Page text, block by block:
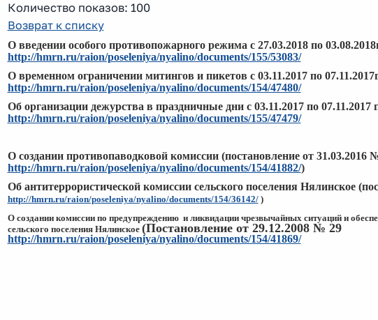
Количество показов: 100
Возврат к списку
О введении особого противопожарного режима с 27.03.2018 по
http://hmrn.ru/raion/poseleniya/nyalino/documents/155/53083/
О временном ограничении митингов и пикетов с 03.11.2017 по
http://hmrn.ru/raion/poseleniya/nyalino/documents/154/47480/
Об организации дежурства в праздничные дни с 03.11.2017 по 07.11.2017
http://hmrn.ru/raion/poseleniya/nyalino/documents/155/47479/
О создании противопаводковой комиссии (постановление от 31.03.2016
http://hmrn.ru/raion/poseleniya/nyalino/documents/154/41882/)
Об антитеррористической комиссии сельского поселения Нялинское
http://hmrn.ru/raion/poseleniya/nyalino/documents/154/36142/)
О создании комиссии по предупреждению и ликвидации чрезвычайныхситуаций и
сельского поселения Нялинское (Постановление от 29.12.2008 № 29
http://hmrn.ru/raion/poseleniya/nyalino/documents/154/41869/